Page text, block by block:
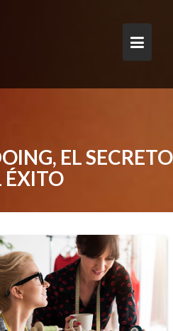
EL SECRETO
ÉXITO